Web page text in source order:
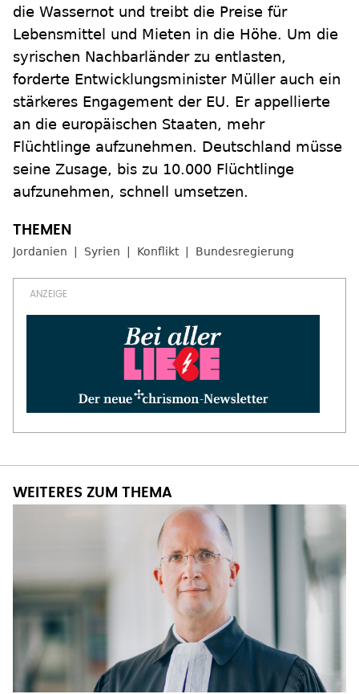
die Wassernot und treibt die Preise für
Lebensmittel und Mieten in die Höhe. Um die
syrischen Nachbarländer zu entlasten,
forderte Entwicklungsminister Müller auch ein
stärkeres Engagement der EU. Er appellierte
an die europäischen Staaten, mehr
Flüchtlinge aufzunehmen. Deutschland müsse
seine Zusage, bis zu 10.000 Flüchtlinge
aufzunehmen, schnell umsetzen.
Jordanien Syrien Konflikt Bundesregierung
WEITERES ZUM THEMA